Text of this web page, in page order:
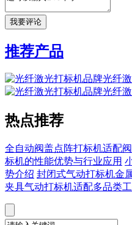
推荐产品
光纤
光纤
热点推荐
全自动阀盖点阵打标机适配
标机的性能优势与行业应用
势介绍 封闭式气动打标机金
夹具气动打标机适配多品类